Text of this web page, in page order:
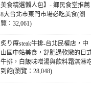
美食精選懶人包】- 鄉民食堂推薦
8大台北市東門市場必吃美食(瀏
覽：32,061)
炙り庵steak牛排-台北民權店，中
山國中站美食，舒肥過軟嫩的日
牛排，白飯味噌湯與飲料霜淇淋
到飽(瀏覽：28,048)